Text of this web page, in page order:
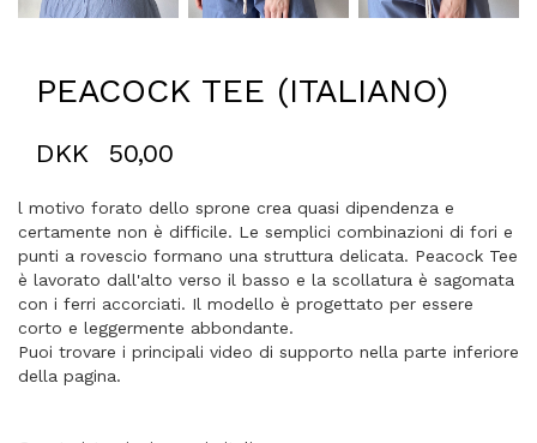
PEACOCK TEE (ITALIANO)
DKK 50,00
l motivo forato dello sprone crea quasi dipendenza e
certamente non è difficile. Le semplici combinazioni di fori e
punti a rovescio formano una struttura delicata. Peacock Tee
è lavorato dall'alto verso il basso e la scollatura è sagomata
con i ferri accorciati. Il modello è progettato per essere
corto e leggermente abbondante.
Puoi trovare i principali video di supporto nella parte inferiore
della pagina.